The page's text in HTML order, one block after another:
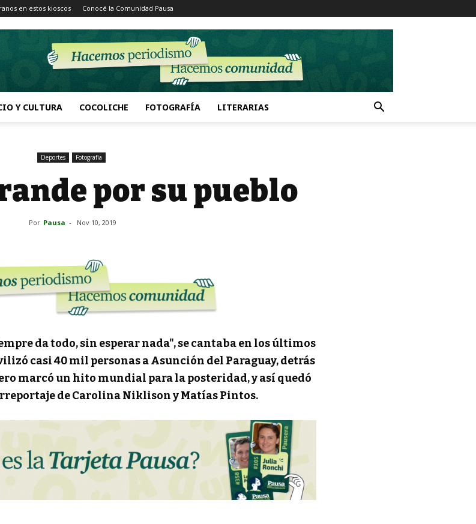
en estos kioscos Conocé la Comunidad Pausa
Y CULTURA COCOLICHE FOTOGRAFÍA LITERARIAS
Deportes Fotografía
por su pueblo
Por Pausa - Nov 10, 2019
da todo, sin esperar nada", se cantaba en los últimos
casi 40 mil personas a Asunción del Paraguay, detrás
marcó un hito mundial para la posteridad, y así quedó
de Carolina Niklison y Matías Pintos.